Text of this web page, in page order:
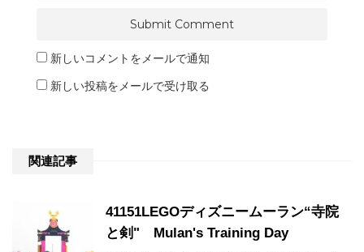
新しいコメントをメールで通知
新しい投稿をメールで受け取る
関連記事
41151LEGOディズニームーラン“寺院
と剣" Mulan's Training Day